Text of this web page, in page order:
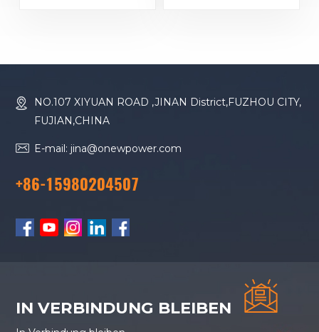
NO.107 XIYUAN ROAD ,JINAN District,FUZHOU CITY,
FUJIAN,CHINA
E-mail: jina@onewpower.com
+86-15980204507
IN VERBINDUNG BLEIBEN